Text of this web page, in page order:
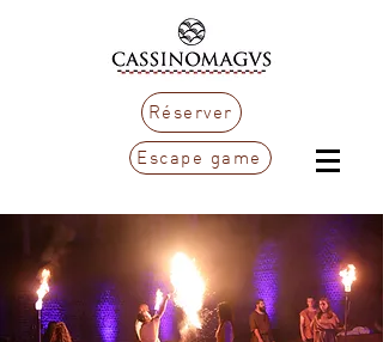
Réserver
Escape game